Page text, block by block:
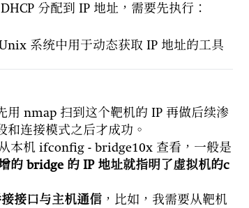
分配到 IP 地址，需要先执行：
系统中用于动态获取 IP 地址的工具
用 nmap 扫到这个靶机的 IP 再做后续渗
连接模式之后才成功。
本机 ifconfig - bridge10x 查看，一般是
的 bridge 的 IP 地址就指明了虚拟机的c
接口与主机通信 ，比如，我需要从靶机